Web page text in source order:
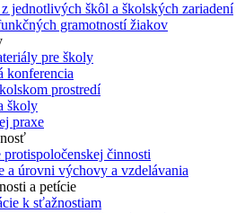
jednotlivých škôl a školských zariadení
gramotností žiakov
pre školy
konferencia
prostredí
školy
praxe
protispoločenskej činnosti
a úrovni výchovy a vzdelávania
a petície
k sťažnostiam